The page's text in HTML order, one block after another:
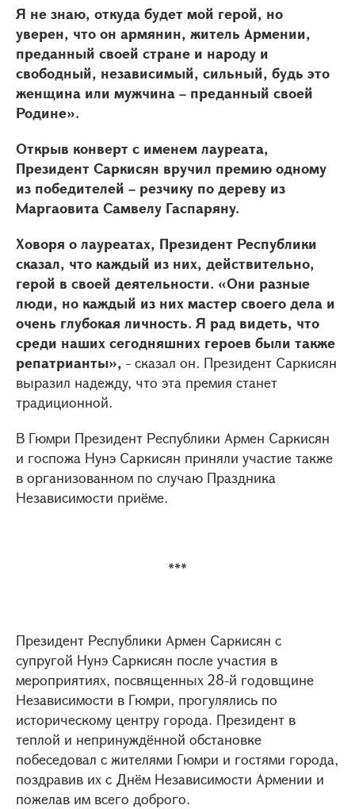
Я не знаю, откуда будет мой герой, но
уверен, что он армянин, житель Армении,
преданный своей стране и народу и
свободный, независимый, сильный, будь это
женщина или мужчина – преданный своей
Родине».
Открыв конверт с именем лауреата,
Президент Саркисян вручил премию одному
из победителей – резчику по дереву из
Маргаовита Самвелу Гаспаряну.
Ховоря о лауреатах, Президент Республики
сказал, что каждый из них, действительно,
герой в своей деятельности. «Они разные
люди, но каждый из них мастер своего дела и
очень глубокая личность. Я рад видеть, что
среди наших сегодняшних героев были также
репатрианты», - сказал он. Президент Саркисян
выразил надежду, что эта премия станет
традиционной.
В Гюмри Президент Республики Армен Саркисян
и госпожа Нунэ Саркисян приняли участие также
в организованном по случаю Праздника
Независимости приёме.
***
Президент Республики Армен Саркисян с
супругой Нунэ Саркисян после участия в
мероприятиях, посвященных 28-й годовщине
Независимости в Гюмри, прогулялись по
историческому центру города. Президент в
теплой и непринуждённой обстановке
побеседовал с жителями Гюмри и гостями города,
поздравив их с Днём Независимости Армении и
пожелав им всего доброго.